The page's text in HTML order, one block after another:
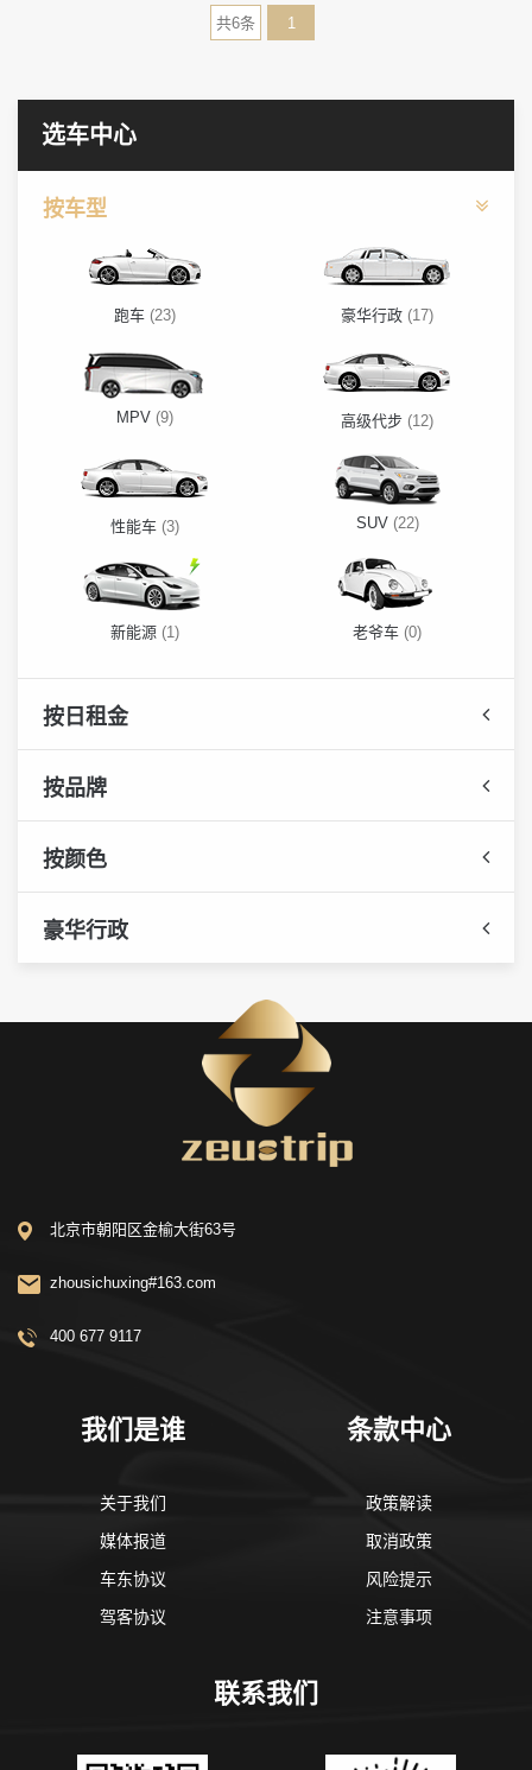
共6条 1
按车型
跑车 (23) 豪华行政 (17)
MPV (9) 高级代步 (12)
性能车 (3) SUV (22)
新能源 (1) 老爷车 (0)
按日租金
按品牌
按颜色
豪华行政
北京市朝阳区金榆大街63号
zhousichuxing#163.com
400 677 9117
我们是谁
关于我们
媒体报道
车东协议
驾客协议
条款中心
政策解读
取消政策
风险提示
注意事项
联系我们